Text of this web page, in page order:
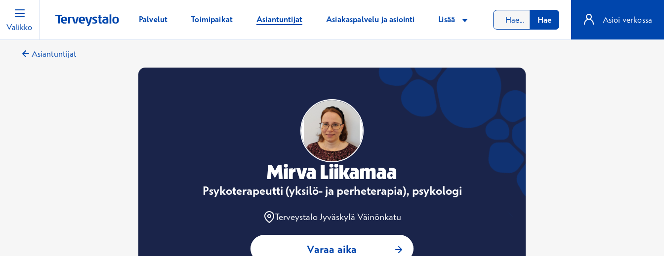
Valikko
Palvelut Toimipaikat Asiantuntijat Asiakaspalvelu ja asiointi Lisää Hae Asioi verkossa
Asiantuntijat
Mirva Liikamaa
Psykoterapeutti (yksilö- ja perheterapia), psykologi
Terveystalo Jyväskylä Väinönkatu
Varaa aika : Mirva Liikamaa, Psykoterapeutti (yksilö- ja perheterapia),